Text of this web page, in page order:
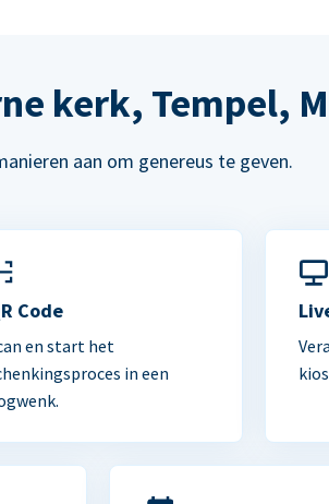
kerk, Tempel,
aan om genereus te geven.
Code
en start het
in een